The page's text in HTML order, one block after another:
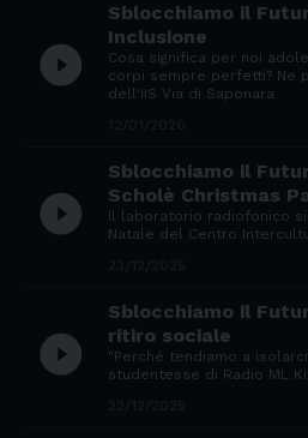
play_circle_filled
Sblocchiamo il
Inclusione
Cosa significa per noi
corpi sempre perfetti? Ne
dell'IIS Via di Saponara
play_circle_filled
Sblocchiamo il
Scholè Christmas
Il laboratorio radiofonico
Natale del Centro
play_circle_filled
Sblocchiamo il
ritiro sociale
"Perché tendiamo a
studentesse di Radio ML